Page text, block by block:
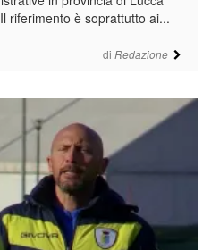
di Redazione
riferimento è soprattutto ai...